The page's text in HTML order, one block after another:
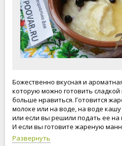
Божественно вкусная и
которую можно готовить сладкой
больше нравиться. Готовится
молоке или на воде, на воде
или если вы решили подать ее на
И если вы готовите жареную
тогда вместо сливочного масла
Развернуть